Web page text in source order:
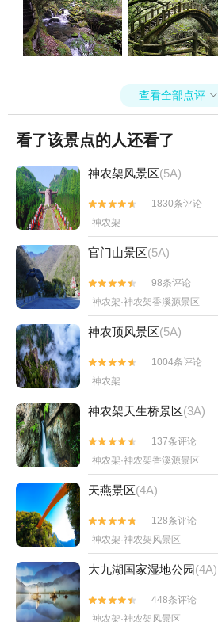
查看全部点评 
看了该景点的人还看了
神农架风景区(5A)


1830条评论
神农架
官门山景区(5A)


98条评论
神农架·神农架香溪源景区
神农顶风景区(5A)


1004条评论
神农架
神农架天生桥景区(3A)


137条评论
神农架·神农架香溪源景区
天燕景区(4A)


128条评论
神农架·神农架风景区
大九湖国家湿地公园(4A)


448条评论
神农架·神农架风景区